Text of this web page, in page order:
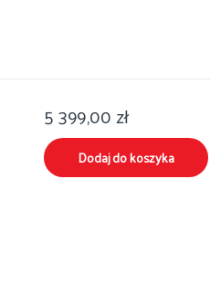
5 399,00zł
Dodaj do koszyka